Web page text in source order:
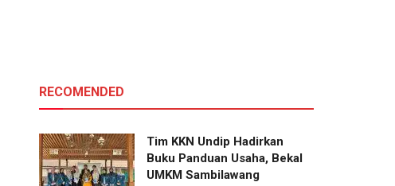
RECOMENDED
Tim KKN Undip Hadirkan
Buku Panduan Usaha, Bekal
UMKM Sambilawang